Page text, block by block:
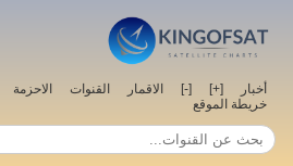
أخبار [+]
[-] الاقمار القنوات الاحزمة
خريطة الموقع